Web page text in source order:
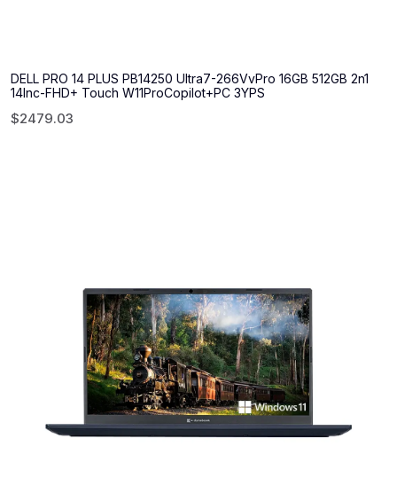
DELL PRO 14 PLUS PB14250 Ultra7-266VvPro 16GB 512GB 2n1
14Inc-FHD+ Touch W11ProCopilot+PC 3YPS
$2479.03